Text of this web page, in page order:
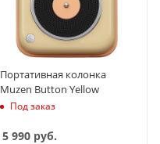
Портативная колонка
Muzen Button Yellow
Под заказ
5 990руб.